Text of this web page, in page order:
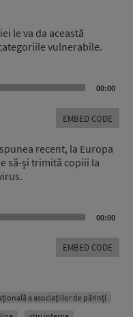
le va da această
vulnerabile.
00:00
EMBED CODE
recent, la Europa
să-și trimită copiii la
00:00
EMBED CODE
a asociațiilor de părinți